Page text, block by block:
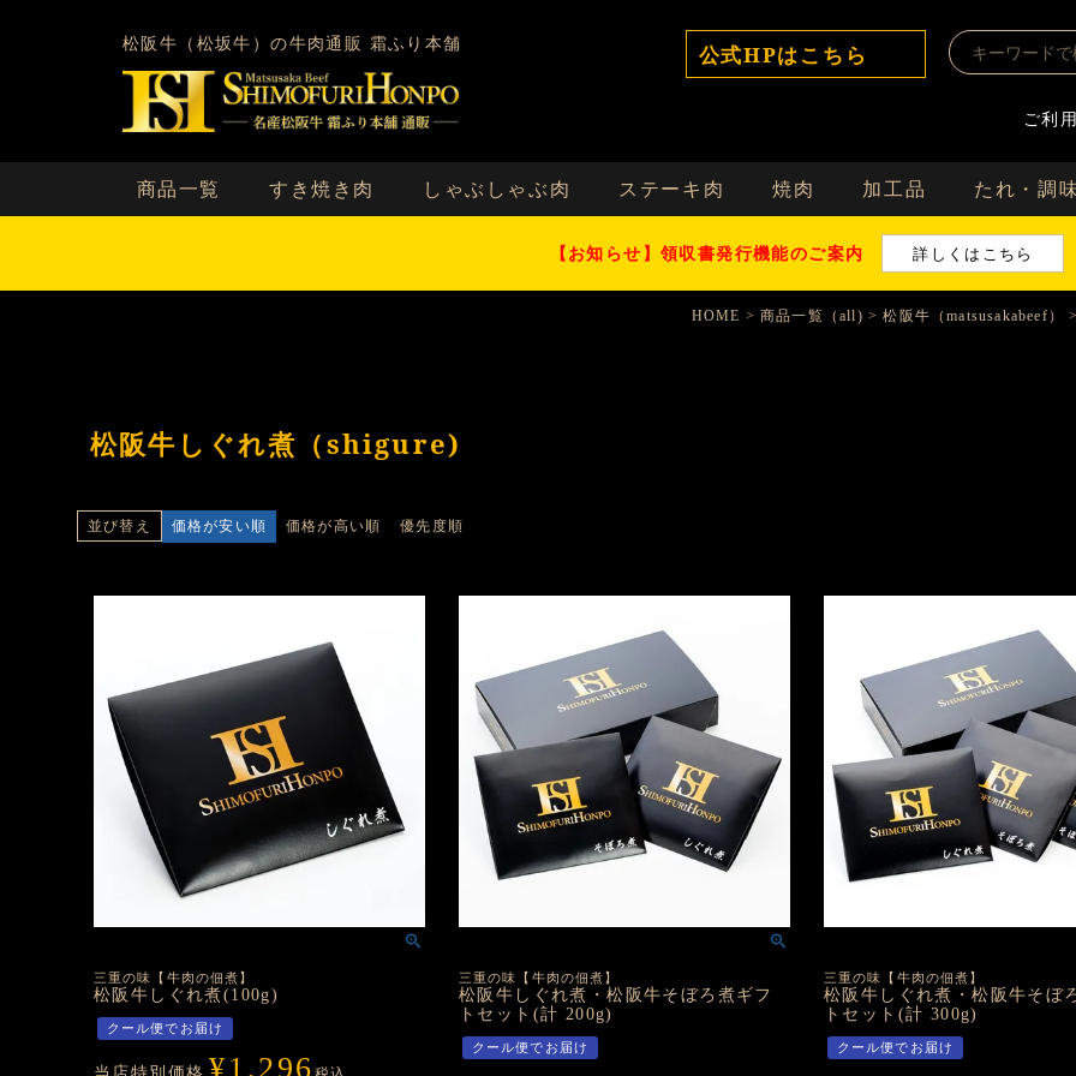
松阪牛（松坂牛）の牛肉通販 霜ふり本舗 公式HPはこちら
ご利
商品一覧 すき焼き肉 しゃぶしゃぶ肉 ステーキ肉 焼肉 加工品 たれ・調
【お知らせ】領収書発行機能のご案内 詳しくはこちら
HOME 商品一覧（all) 松阪牛（matsusakabeef）
松阪牛しぐれ煮（shigure)
並び替え 価格が安い順 価格が高い順 優先度順
三重の味【牛肉の佃煮】
松阪牛しぐれ煮(100g)
クール便でお届け
¥1,296
三重の味【牛肉の佃煮】
松阪牛しぐれ煮・松阪牛そぼろ煮ギフ
トセット(計 200g)
クール便でお届け
三重の味【牛肉の佃煮】
松阪牛しぐれ煮・松阪牛そぼ
トセット(計 300g)
クール便でお届け